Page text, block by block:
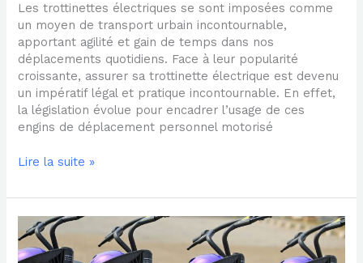
Les trottinettes électriques se sont imposées comme
un moyen de transport urbain incontournable,
apportant agilité et gain de temps dans nos
déplacements quotidiens. Face à leur popularité
croissante, assurer sa trottinette électrique est devenu
un impératif légal et pratique incontournable. En effet,
la législation évolue pour encadrer l’usage de ces
engins de déplacement personnel motorisé
Lire la suite »
Assurance
habitation
et